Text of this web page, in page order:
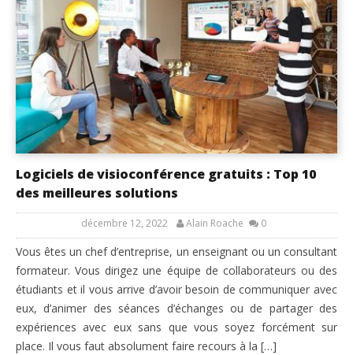
Logiciels de visioconférence gratuits : Top 10
des meilleures solutions
décembre 12, 2022 Alain Roache 0
Vous êtes un chef d’entreprise, un enseignant ou un consultant
formateur. Vous dirigez une équipe de collaborateurs ou des
étudiants et il vous arrive d’avoir besoin de communiquer avec
eux, d’animer des séances d’échanges ou de partager des
expériences avec eux sans que vous soyez forcément sur
place. Il vous faut absolument faire recours à la […]